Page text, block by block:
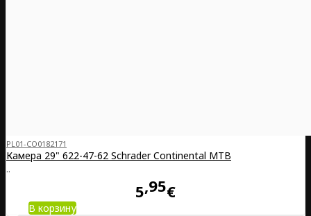
PL01-CO0182171
Камера 29" 622-47-62 Schrader Continental MTB
..
5 95€
В корзину